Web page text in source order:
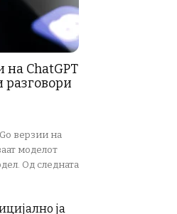
ChatGPT
разговори
верзии на
моделот
Од следната
ја